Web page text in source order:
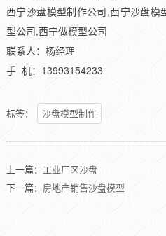
西宁沙盘模型制作公司,西宁沙盘
型公司,西宁做模型公司
联系人：杨经理
手 机：13993154233
标签： 沙盘模型制作
上一篇： 工业厂区沙盘
下一篇： 房地产销售沙盘模型